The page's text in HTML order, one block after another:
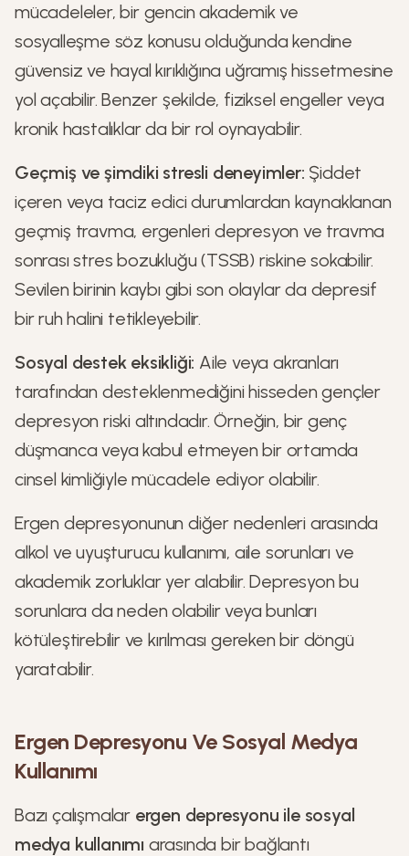
mücadeleler, bir gencin akademik ve
sosyalleşme söz konusu olduğunda kendine
güvensiz ve hayal kırıklığına uğramış hissetmesine
yol açabilir. Benzer şekilde, fiziksel engeller veya
kronik hastalıklar da bir rol oynayabilir.
Geçmiş ve şimdiki stresli deneyimler: Şiddet
içeren veya taciz edici durumlardan kaynaklanan
geçmiş travma, ergenleri depresyon ve travma
sonrası stres bozukluğu (TSSB) riskine sokabilir.
Sevilen birinin kaybı gibi son olaylar da depresif
bir ruh halini tetikleyebilir.
Sosyal destek eksikliği: Aile veya akranları
tarafından desteklenmediğini hisseden gençler
depresyon riski altındadır. Örneğin, bir genç
düşmanca veya kabul etmeyen bir ortamda
cinsel kimliğiyle mücadele ediyor olabilir.
Ergen depresyonunun diğer nedenleri arasında
alkol ve uyuşturucu kullanımı, aile sorunları ve
akademik zorluklar yer alabilir. Depresyon bu
sorunlara da neden olabilir veya bunları
kötüleştirebilir ve kırılması gereken bir döngü
yaratabilir.
Ergen Depresyonu Ve Sosyal Medya
Kullanımı
Bazı çalışmalar ergen depresyonu ile sosyal
medya kullanımı arasında bir bağlantı